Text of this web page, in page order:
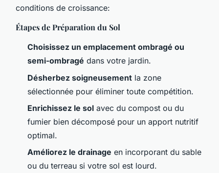
conditions de croissance:
Étapes de Préparation du Sol
Choisissez un emplacement ombragé ou
semi-ombragé dans votre jardin.
Désherbez soigneusement la zone
sélectionnée pour éliminer toute compétition.
Enrichissez le sol avec du compost ou du
fumier bien décomposé pour un apport nutritif
optimal.
Améliorez le drainage en incorporant du sable
ou du terreau si votre sol est lourd.